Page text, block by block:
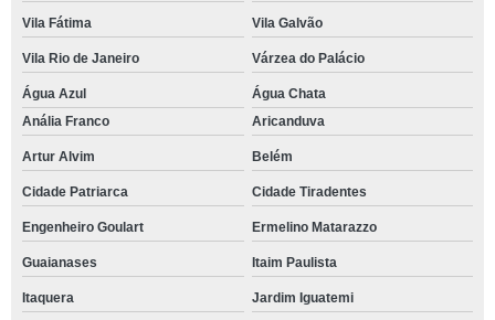
Vila Fátima Vila Galvão
Vila Rio de Janeiro Várzea do Palácio
Água Azul
Água Chata
Anália Franco
Aricanduva
Artur Alvim Belém
Cidade Patriarca Cidade Tiradentes
Engenheiro Goulart Ermelino Matarazzo
Guaianases Itaim Paulista
Itaquera Jardim Iguatemi